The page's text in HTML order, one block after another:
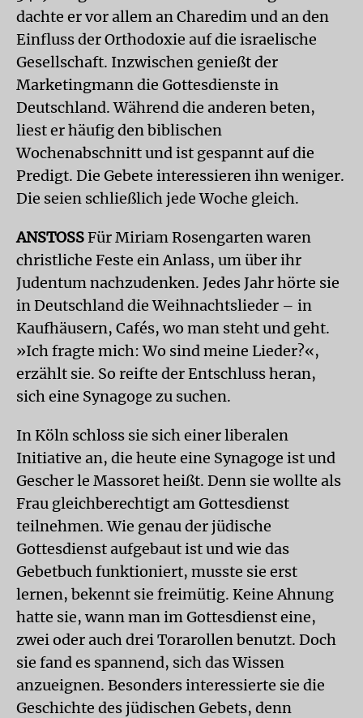
dachte er vor allem an Charedim und an den
Einfluss der Orthodoxie auf die israelische
Gesellschaft. Inzwischen genießt der
Marketingmann die Gottesdienste in
Deutschland. Während die anderen beten,
liest er häufig den biblischen
Wochenabschnitt und ist gespannt auf die
Predigt. Die Gebete interessieren ihn weniger.
Die seien schließlich jede Woche gleich.
ANSTOSSFür Miriam Rosengarten waren
christliche Feste ein Anlass, um über ihr
Judentum nachzudenken. Jedes Jahr hörte sie
in Deutschland die Weihnachtslieder – in
Kaufhäusern, Cafés, wo man steht und geht.
»Ich fragte mich: Wo sind meine Lieder?«,
erzählt sie. So reifte der Entschluss heran,
sich eine Synagoge zu suchen.
In Köln schloss sie sich einer liberalen
Initiative an, die heute eine Synagoge ist und
Gescher le Massoret heißt. Denn sie wollte als
Frau gleichberechtigt am Gottesdienst
teilnehmen. Wie genau der jüdische
Gottesdienst aufgebaut ist und wie das
Gebetbuch funktioniert, musste sie erst
lernen, bekennt sie freimütig. Keine Ahnung
hatte sie, wann man im Gottesdienst eine,
zwei oder auch drei Torarollen benutzt. Doch
sie fand es spannend, sich das Wissen
anzueignen. Besonders interessierte sie die
Geschichte des jüdischen Gebets, denn